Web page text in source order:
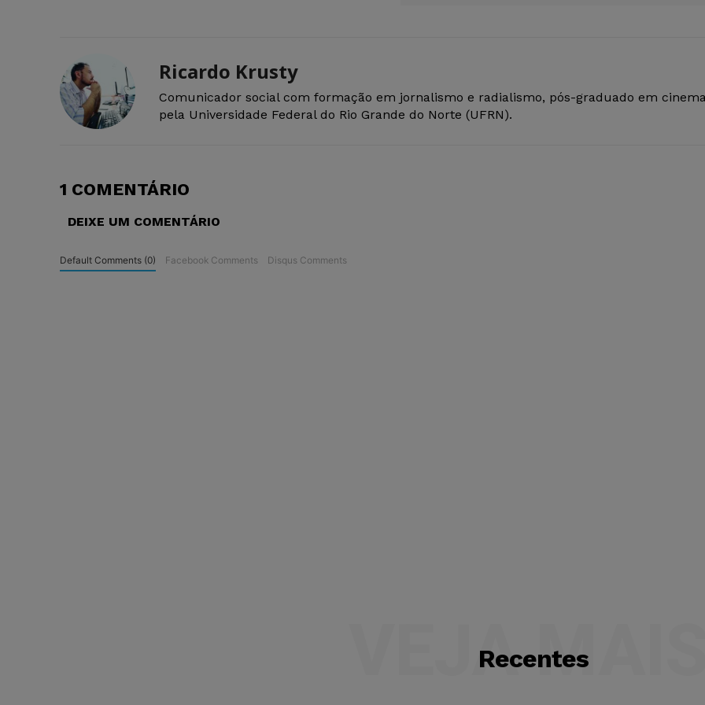
Ricardo Krusty
Comunicador social com formação em jornalismo e radialismo, pós-graduado em
pela Universidade Federal do Rio Grande do Norte (UFRN).
1 COMENTÁRIO
DEIXE UM COMENTÁRIO
Default Comments (0) Facebook Comments Disqus Comments
Recentes
VEJA